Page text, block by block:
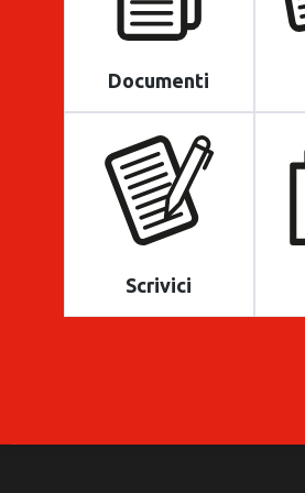
Documenti
Scrivici